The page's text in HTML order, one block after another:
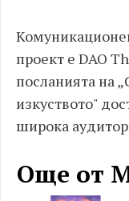
проект е DAO
посланията на
изкуството"
широка
Още от